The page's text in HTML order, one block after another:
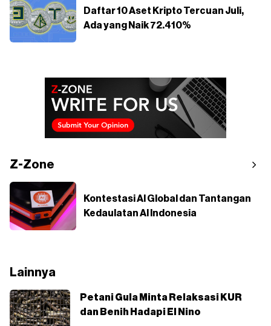
Daftar 10 Aset Kripto Tercuan Juli,
Ada yang Naik 72.410%
Z-Zone
Kontestasi AI Global dan Tantangan
Kedaulatan AI Indonesia
Lainnya
Petani Gula Minta Relaksasi KUR
dan Benih Hadapi El Nino